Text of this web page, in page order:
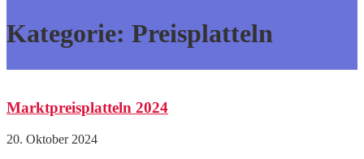
Kategorie: Preisplatteln
Marktpreisplatteln 2024
20. Oktober 2024